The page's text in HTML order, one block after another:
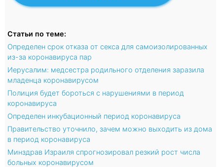
Статьи по теме:
Определен срок отказа от секса для самоизолированных
из-за коронавируса пар
Иерусалим: медсестра родильного отделения заразила
младенца коронавирусом
Полиция будет бороться с нарушениями в период
коронавируса
Определен инкубационный период коронавируса
Правительство уточнило, зачем можно выходить из дома
в период коронавируса
Минздрав Израиля спрогнозировал резкий рост числа
больных коронавирусом